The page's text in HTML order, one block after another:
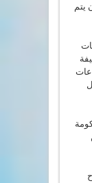
يتم
26 أريل